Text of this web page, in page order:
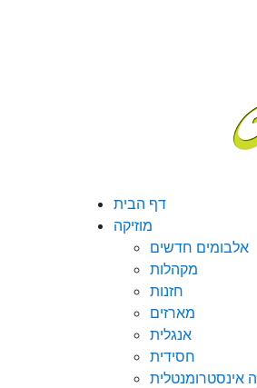
דף הבית
מוזיקה
אלבומים חדשים
מקהלות
חזנות
מארזים
אנגלית
חסידית
אינסטרומנטלית